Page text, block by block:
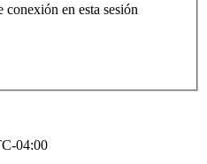
conexión en esta sesión
04:00